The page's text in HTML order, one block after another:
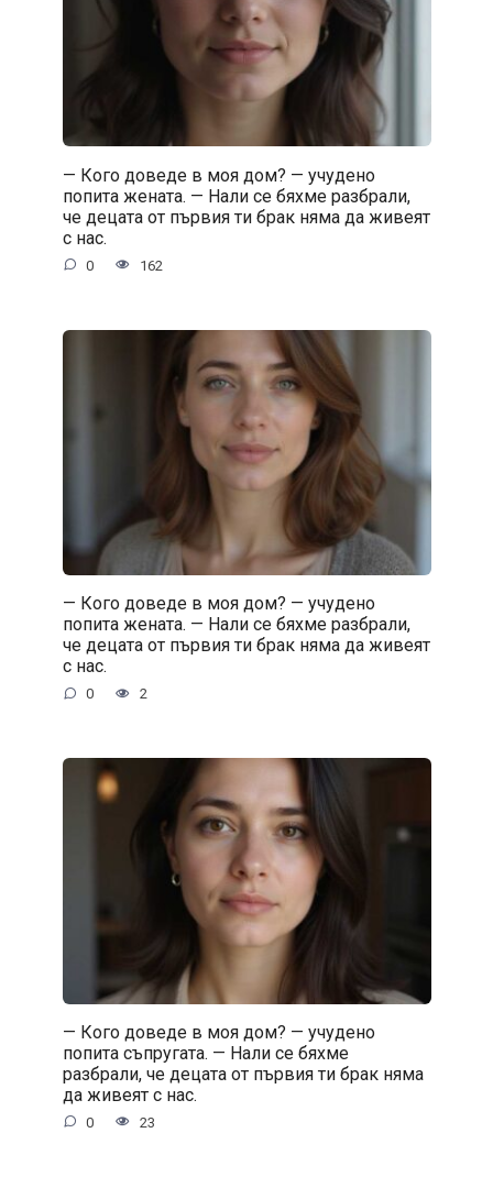
— Кого доведе в моя дом? — учудено
попита жената. — Нали се бяхме разбрали,
че децата от първия ти брак няма да живеят
с нас.
0 162
— Кого доведе в моя дом? — учудено
попита жената. — Нали се бяхме разбрали,
че децата от първия ти брак няма да живеят
с нас.
0 2
— Кого доведе в моя дом? — учудено
попита съпругата. — Нали се бяхме
разбрали, че децата от първия ти брак няма
да живеят с нас.
0 23